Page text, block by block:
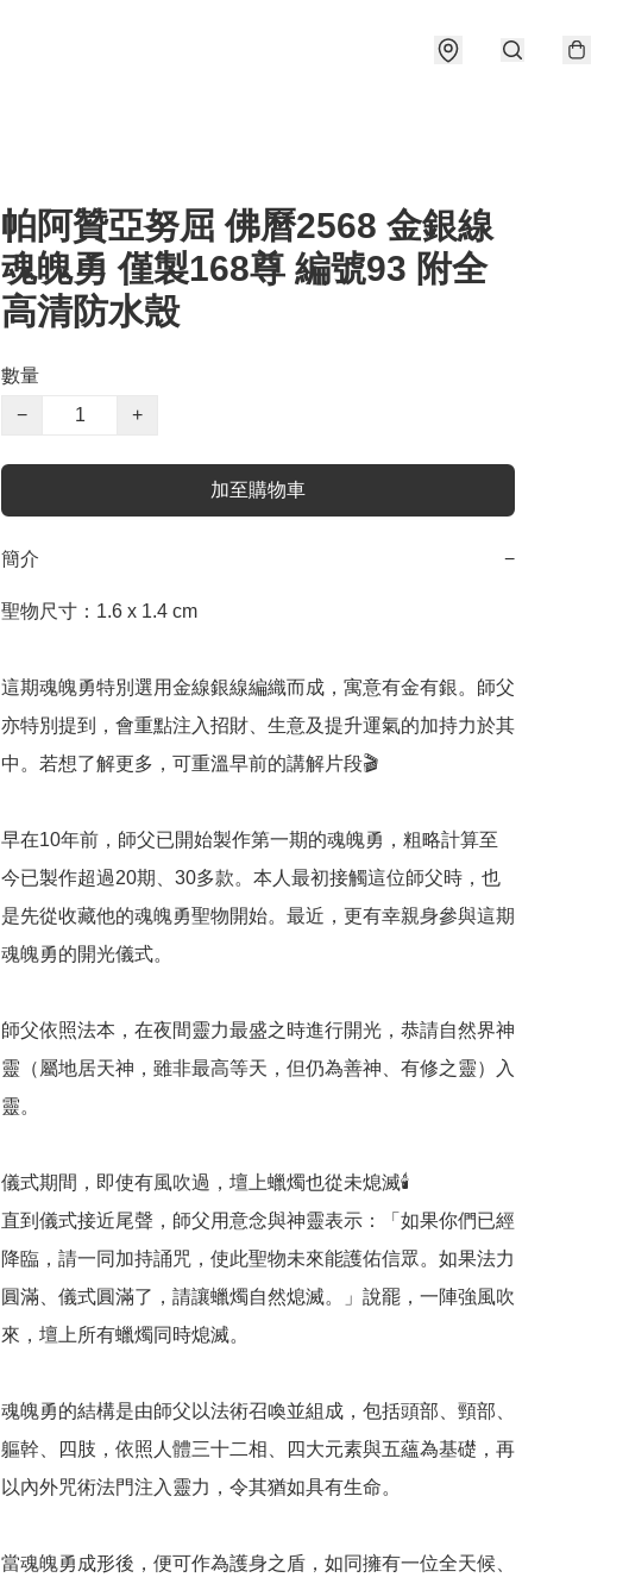
帕阿贊亞努屈 佛曆2568 金銀線
魂魄勇 僅製168尊 編號93 附全
高清防水殼
數量
−
+
加至購物車
簡介 −
聖物尺寸：1.6 x 1.4 cm
這期魂魄勇特別選用金線銀線編織而成，寓意有金有銀。師父
亦特別提到，會重點注入招財、生意及提升運氣的加持力於其
中。若想了解更多，可重溫早前的講解片段🎬
早在10年前，師父已開始製作第一期的魂魄勇，粗略計算至
今已製作超過20期、30多款。本人最初接觸這位師父時，也
是先從收藏他的魂魄勇聖物開始。最近，更有幸親身參與這期
魂魄勇的開光儀式。
師父依照法本，在夜間靈力最盛之時進行開光，恭請自然界神
靈（屬地居天神，雖非最高等天，但仍為善神、有修之靈）入
靈。
儀式期間，即使有風吹過，壇上蠟燭也從未熄滅🕯️
直到儀式接近尾聲，師父用意念與神靈表示：「如果你們已經
降臨，請一同加持誦咒，使此聖物未來能護佑信眾。如果法力
圓滿、儀式圓滿了，請讓蠟燭自然熄滅。」說罷，一陣強風吹
來，壇上所有蠟燭同時熄滅。
魂魄勇的結構是由師父以法術召喚並組成，包括頭部、頸部、
軀幹、四肢，依照人體三十二相、四大元素與五蘊為基礎，再
以內外咒術法門注入靈力，令其猶如具有生命。
當魂魄勇成形後，便可作為護身之盾，如同擁有一位全天候、